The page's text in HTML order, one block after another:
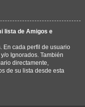
lista de Amigos e
En cada perfil de usuario
o Ignorados. También
directamente,
de su lista desde esta